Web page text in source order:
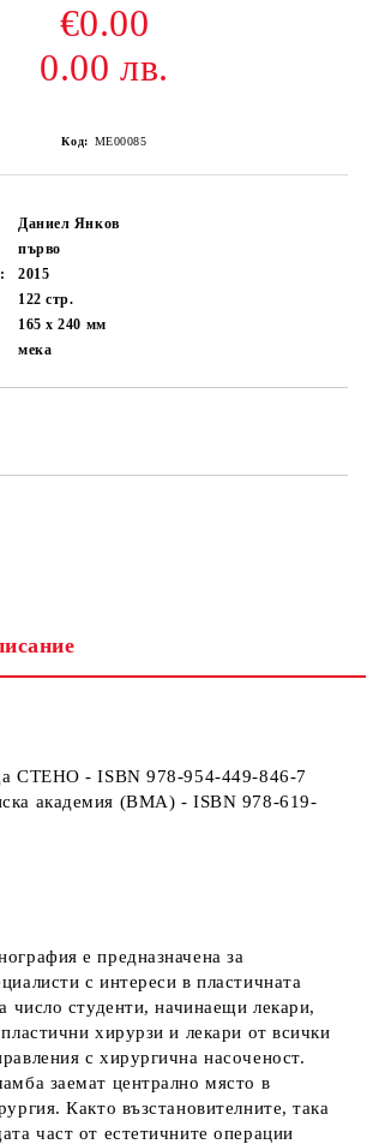
€0.00
0.00 лв.
Код: ME00085
Даниел Янков
първо
2015
122стр.
165 x 240 мм
мека
СТЕНО - ISBN 978-954-449-846­-7
академия (ВМА) - ISBN 978-619-
е предназначена за
с интереси в пластичната
число студенти, начинаещи лекари,
хирурзи и лекари от всички
с хирургична насоченост.
заемат централно място в
Както възстановителните, така
част от естетичните операции